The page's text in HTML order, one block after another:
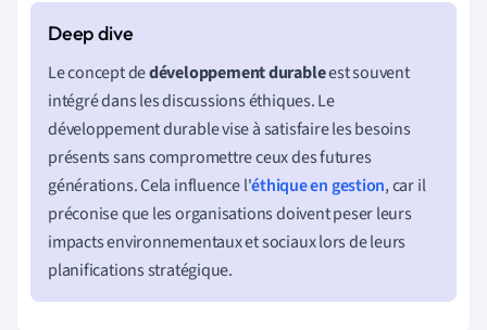
Le concept dedéveloppement durableest souvent
intégré dans les discussions éthiques. Le
développement durable vise à satisfaire les besoins
présents sans compromettre ceux des futures
générations. Cela influence l'éthique en gestion, car il
préconise que les organisations doivent peser leurs
impacts environnementaux et sociaux lors de leurs
planifications stratégique.